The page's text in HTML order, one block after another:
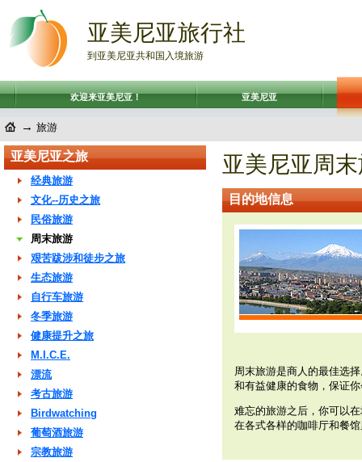
亚美尼亚旅行社
到亚美尼亚共和国入境旅游
欢迎来亚美尼亚！ 亚美尼亚
→ 旅游
亚美尼亚之旅
经典旅游
文化--历史之旅
民俗旅游
周末旅游
艰苦跋涉和徒步之旅
生态旅游
自行车旅游
冬季旅游
健康提升之旅
M.I.C.E.
漂流
考古旅游
Birdwatching
葡萄酒旅游
宗教旅游
亚美尼亚周
目的地信息
周末旅游是商人的最佳选
和有益健康的食物，保证
难忘的旅游之后，你可以
在各式各样的咖啡厅和餐